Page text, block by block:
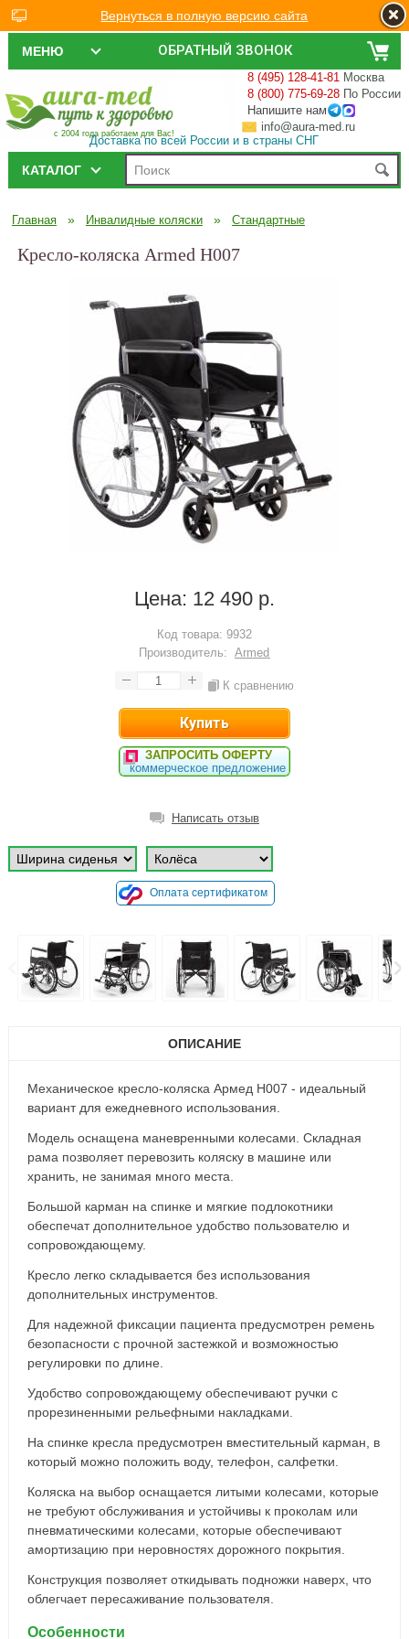
ОБРАТНЫЙ ЗВОНОК
МЕНЮ
с 2004 года работаем для Вас!
8 (495) 128-41-81 Москва
8 (800) 775-69-28 По России
Напишите нам
info@aura-med.ru
Доставка по всей России и в страны СНГ
КАТАЛОГ
Главная » Инвалидные коляски » Стандартные
Кресло-коляска Armed H007
Цена: 12 490 р.
Код товара: 9932
Производитель:
Armed
К сравнению
ЗАПРОСИТЬ ОФЕРТУ
коммерческое предложение
Написать отзыв
Оплата сертификатом
ОПИСАНИЕ
Механическое кресло-коляска Армед H007 - идеальный
вариант для ежедневного использования.
Модель оснащена маневренными колесами. Складная
рама позволяет перевозить коляску в машине или
хранить, не занимая много места.
Большой карман на спинке и мягкие подлокотники
обеспечат дополнительное удобство пользователю и
сопровождающему.
Кресло легко складывается без использования
дополнительных инструментов.
Для надежной фиксации пациента предусмотрен ремень
безопасности с прочной застежкой и возможностью
регулировки по длине.
Удобство сопровождающему обеспечивают ручки с
прорезиненными рельефными накладками.
На спинке кресла предусмотрен вместительный карман, в
который можно положить воду, телефон, салфетки.
Коляска на выбор оснащается литыми колесами, которые
не требуют обслуживания и устойчивы к проколам или
пневматическими колесами, которые обеспечивают
амортизацию при неровностях дорожного покрытия.
Конструкция позволяет откидывать подножки наверх, что
облегчает пересаживание пользователя.
Особенности
Вернуться в полную версию сайта